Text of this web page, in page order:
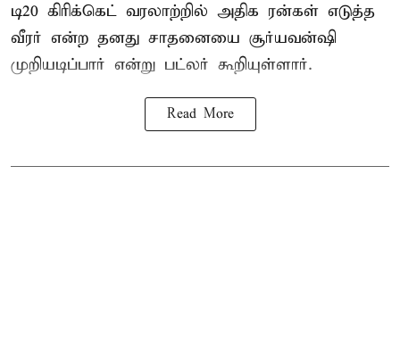
டி20 கிரிக்கெட் வரலாற்றில் அதிக ரன்கள் எடுத்த
வீரர் என்ற தனது சாதனையை சூர்யவன்ஷி
முறியடிப்பார் என்று பட்லர் கூறியுள்ளார்.
Read More